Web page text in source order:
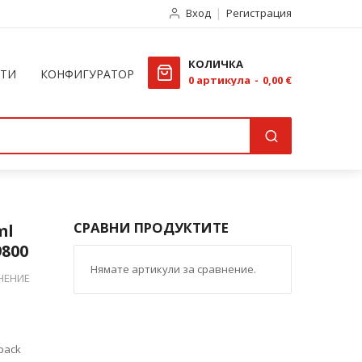
Вход Регистрация
КОНФИГУРАТОР
КОЛИЧКА
0 артикула 0,00 €
СРАВНИ ПРОДУКТИТЕ
Нямате артикули за сравнение.